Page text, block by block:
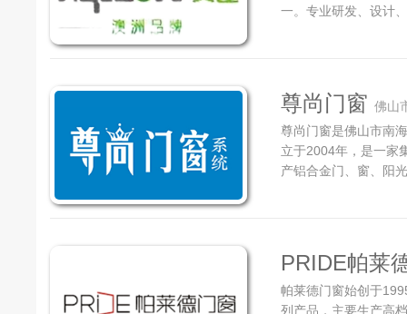
一。专业研发、设计
尊尚门窗 佛山
尊尚门窗是佛山市南
立于2004年，是一家
产铝合金门、窗、阳
PRIDE帕莱
帕莱德门窗始创于
列产品，主要生产高